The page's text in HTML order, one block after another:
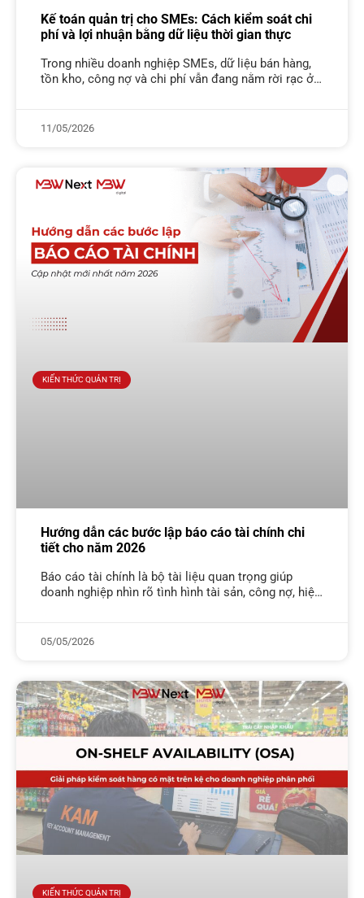
Kế toán quản trị cho SMEs: Cách kiểm soát chi
phí và lợi nhuận bằng dữ liệu thời gian thực
Trong nhiều doanh nghiệp SMEs, dữ liệu bán hàng,
tồn kho, công nợ và chi phí vẫn đang nằm rời rạc ở
11/05/2026
KIẾN THỨC QUẢN TRỊ
Hướng dẫn các bước lập báo cáo tài chính chi
tiết cho năm 2026
Báo cáo tài chính là bộ tài liệu quan trọng giúp
doanh nghiệp nhìn rõ tình hình tài sản, công nợ, hiệu
05/05/2026
KIẾN THỨC QUẢN TRỊ